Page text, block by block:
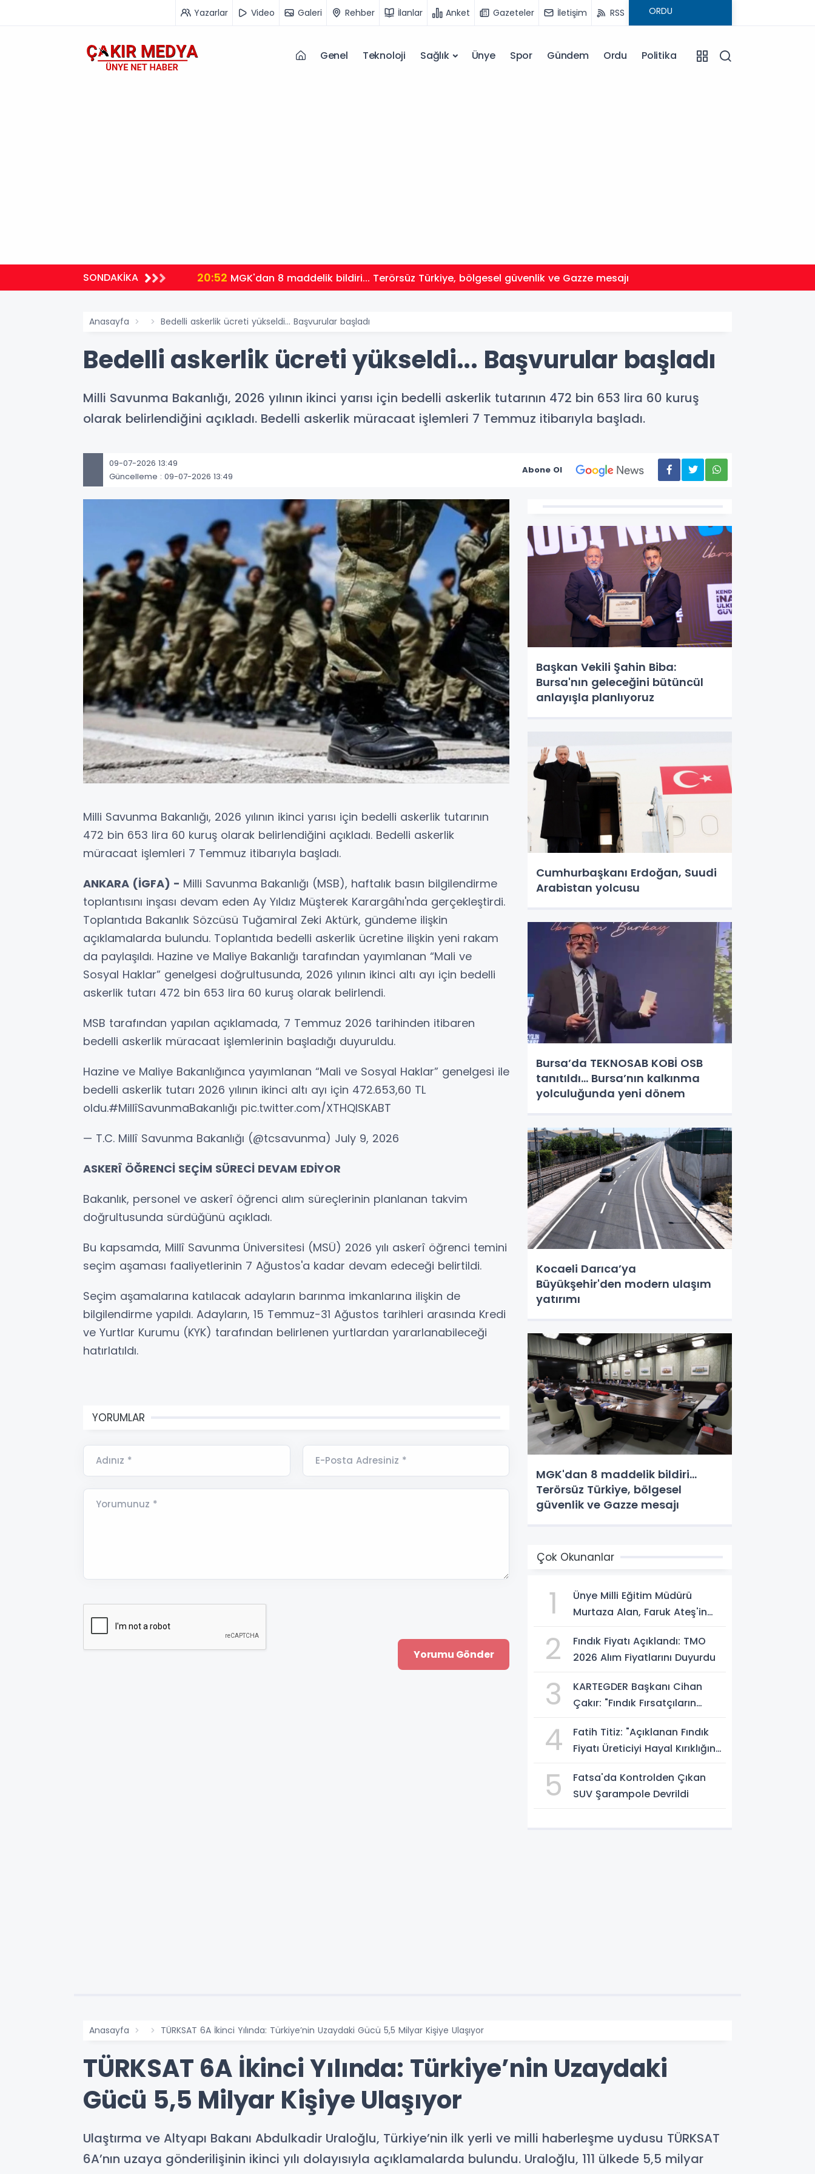
Yazarlar Video Galeri Rehber İlanlar Anket Gazeteler İletişim RSS
Genel Teknoloji Sağlık Ünye Spor Gündem Ordu Politika
SONDAKİKA 20:52 MGK'dan 8 maddelik bildiri... Terörsüz Türkiye, bölgesel güvenlik ve Gazze mesajı
Anasayfa Bedelli askerlik ücreti yükseldi... Başvurular başladı
Bedelli askerlik ücreti yükseldi... Başvurular başladı
Milli Savunma Bakanlığı, 2026 yılının ikinci yarısı için bedelli askerlik tutarının 472 bin 653 lira 60 kuruş
olarak belirlendiğini açıkladı. Bedelli askerlik müracaat işlemleri 7 Temmuz itibarıyla başladı.
09-07-2026 13:49
Güncelleme : 09-07-2026 13:49
Abone Ol
Milli Savunma Bakanlığı, 2026 yılının ikinci yarısı için bedelli askerlik tutarının
472 bin 653 lira 60 kuruş olarak belirlendiğini açıkladı. Bedelli askerlik
müracaat işlemleri 7 Temmuz itibarıyla başladı.
ANKARA (İGFA) - Milli Savunma Bakanlığı (MSB), haftalık basın bilgilendirme
toplantısını inşası devam eden Ay Yıldız Müşterek Karargâhı'nda gerçekleştirdi.
Toplantıda Bakanlık Sözcüsü Tuğamiral Zeki Aktürk, gündeme ilişkin
açıklamalarda bulundu. Toplantıda bedelli askerlik ücretine ilişkin yeni rakam
da paylaşıldı. Hazine ve Maliye Bakanlığı tarafından yayımlanan “Mali ve
Sosyal Haklar” genelgesi doğrultusunda, 2026 yılının ikinci altı ayı için bedelli
askerlik tutarı 472 bin 653 lira 60 kuruş olarak belirlendi.
MSB tarafından yapılan açıklamada, 7 Temmuz 2026 tarihinden itibaren
bedelli askerlik müracaat işlemlerinin başladığı duyuruldu.
Hazine ve Maliye Bakanlığınca yayımlanan “Mali ve Sosyal Haklar” genelgesi ile
bedelli askerlik tutarı 2026 yılının ikinci altı ayı için 472.653,60 TL
oldu.#MillîSavunmaBakanlığı pic.twitter.com/XTHQISKABT
— T.C. Millî Savunma Bakanlığı (@tcsavunma) July 9, 2026
ASKERÎ ÖĞRENCİ SEÇİM SÜRECİ DEVAM EDİYOR
Bakanlık, personel ve askerî öğrenci alım süreçlerinin planlanan takvim
doğrultusunda sürdüğünü açıkladı.
Bu kapsamda, Millî Savunma Üniversitesi (MSÜ) 2026 yılı askerî öğrenci temini
seçim aşaması faaliyetlerinin 7 Ağustos'a kadar devam edeceği belirtildi.
Seçim aşamalarına katılacak adayların barınma imkanlarına ilişkin de
bilgilendirme yapıldı. Adayların, 15 Temmuz-31 Ağustos tarihleri arasında Kredi
ve Yurtlar Kurumu (KYK) tarafından belirlenen yurtlardan yararlanabileceği
hatırlatıldı.
YORUMLAR
Adınız * E-Posta Adresiniz *
Yorumunuz *
Başkan Vekili Şahin Biba:
Bursa'nın geleceğini bütüncül
anlayışla planlıyoruz
Cumhurbaşkanı Erdoğan, Suudi
Arabistan yolcusu
Bursa’da TEKNOSAB KOBİ OSB
tanıtıldı... Bursa’nın kalkınma
yolculuğunda yeni dönem
Kocaeli Darıca’ya
Büyükşehir'den modern ulaşım
yatırımı
MGK'dan 8 maddelik bildiri...
Terörsüz Türkiye, bölgesel
güvenlik ve Gazze mesajı
Çok Okunanlar
1
Ünye Milli Eğitim Müdürü
Murtaza Alan, Faruk Ateş'in
2
Fındık Fiyatı Açıklandı: TMO
2026 Alım Fiyatlarını Duyurdu
3
KARTEGDER Başkanı Cihan
Çakır: "Fındık Fırsatçıların
4
Fatih Titiz: "Açıklanan Fındık
Fiyatı Üreticiyi Hayal Kırıklığına
5
Fatsa'da Kontrolden Çıkan
SUV Şarampole Devrildi
Anasayfa TÜRKSAT 6A İkinci Yılında: Türkiye’nin Uzaydaki Gücü 5,5 Milyar Kişiye Ulaşıyor
TÜRKSAT 6A İkinci Yılında: Türkiye’nin Uzaydaki
Gücü 5,5 Milyar Kişiye Ulaşıyor
Ulaştırma ve Altyapı Bakanı Abdulkadir Uraloğlu, Türkiye’nin ilk yerli ve milli haberleşme uydusu TÜRKSAT
6A’nın uzaya gönderilişinin ikinci yılı dolayısıyla açıklamalarda bulundu. Uraloğlu, 111 ülkede 5,5 milyar